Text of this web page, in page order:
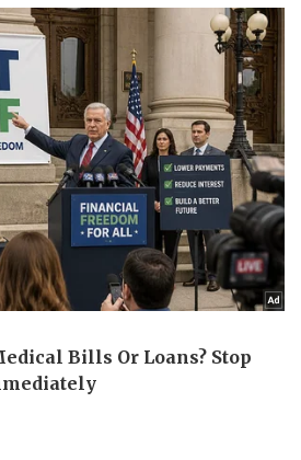
Công nghệ
Sành điệu
Tin Công nghệ
Trải nghiệm
Chuyển đổi số